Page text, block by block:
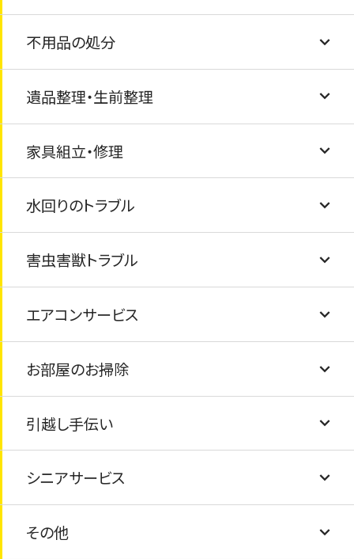
フローリング交換
玄関の鍵交換・ドアノブ交換
窓ガラス・サッシ交換・内窓（インプラス）設置
駐車場コンクリート工事
タイル交換/ひび割れ
フェンス工事
塗装工事
屋根の葺き替え
防水工事
外壁シーリング補修
外観クリーニング
物置・カーポートの解体・撤去
防犯カメラ・ライトの設置
家具の固定・転倒防止
不用品の処分
粗大ごみの処分
風呂釜と浴槽の撤去と処分
テレビ・冷蔵庫・洗濯機・乾燥機・マッサージチ
ェアの処分
布団・毛布の処分
仏壇の処分・閉眼供養
ピアノの処分
太陽光パネルの処分
太陽熱温水器の処分
遺品整理・生前整理
ゴミ屋敷清掃・汚部屋清掃
遺品整理のお手伝い
家具組立・修理
家具の修繕
家具組み立て
水回りのトラブル
排水溝の詰まり
トイレの詰まり
給湯器の交換
水道の蛇口交換
蛇口の水漏れ
害虫害獣トラブル
シロアリ・害虫駆除
害獣駆除
エアコンサービス
エアコンクリーニング
エアコン取付け・取外し
エアコンの撤去・処分
お部屋のお掃除
畳の交換
障子・襖の張り替え
網戸の交換
引越し手伝い
引越し手伝い
シニアサービス
安心シニアサービス
その他